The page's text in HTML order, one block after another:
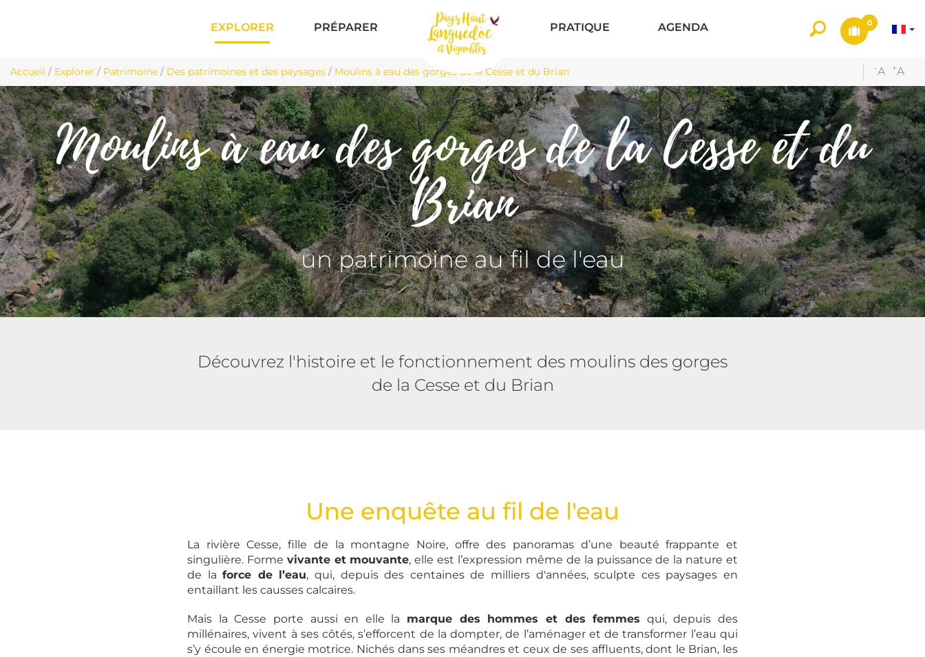
EXPLORER PRÉPARER PRATIQUE AGENDA 0
Accueil / Explorer / Patrimoine / Des patrimoines et des paysages / Moulins à eau des gorges de la Cesse et du Brian -A +A
Moulins à eau des gorges de la Cesse et du
Brian
un patrimoine au fil de l'eau
Découvrez l'histoire et le fonctionnement des moulins des gorges
de la Cesse et du Brian
Une enquête au fil de l'eau
La rivière Cesse, fille de la montagne Noire, offre des panoramas d’une beauté frappante et
singulière. Forme vivante et mouvante, elle est l’expression même de la puissance de la nature et
de laforce de l’eau, qui, depuis des centaines de milliers d'années, sculpte ces paysages en
entaillant les causses calcaires.
Mais la Cesse porte aussi en elle la marque des hommes et des femmes qui, depuis des
millénaires, vivent à ses côtés, s’efforcent de la dompter, de l’aménager et de transformer l’eau qui
s’y écoule en énergie motrice. Nichés dans ses méandres et ceux de ses affluents, dont le Brian, les